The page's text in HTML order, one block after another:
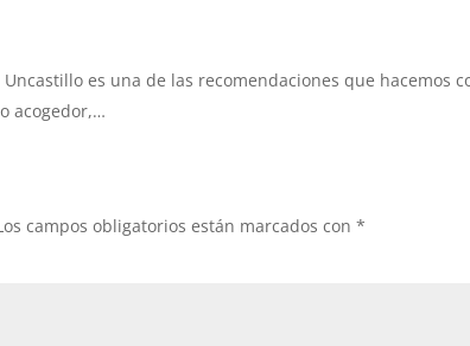
es una de las recomendaciones que hacemos
acogedor,…
campos obligatorios están marcados con*